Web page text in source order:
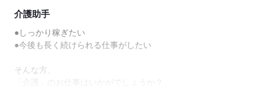
介護助手
●しっかり稼ぎたい
●今後も長く続けられる仕事がしたい
そんな方、